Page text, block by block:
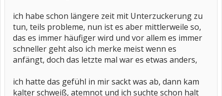
ich habe schon längere zeit mit Unterzuckerung zu
tun, teils probleme, nun ist es aber mittlerweile so,
das es immer häufiger wird und vor allem es immer
schneller geht also ich merke meist wenn es
anfängt, doch das letzte mal war es etwas anders,
ich hatte das gefühl in mir sackt was ab, dann kam
kalter schweiß, atemnot und ich suchte schon halt